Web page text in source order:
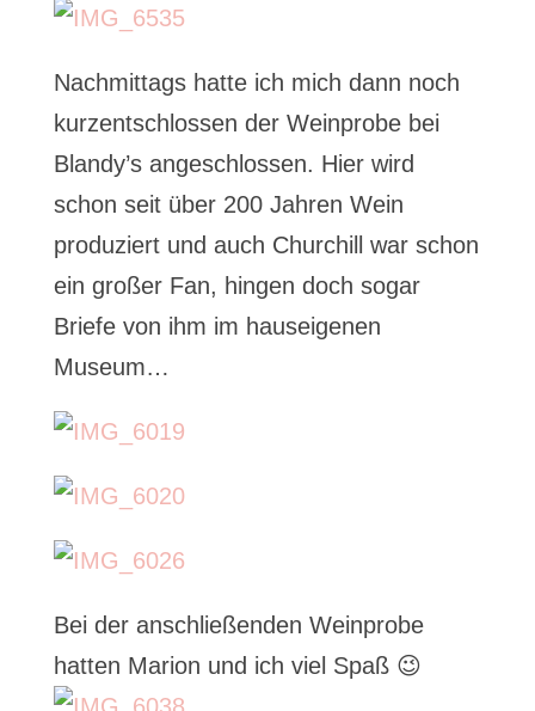
Nachmittags hatte ich mich dann noch
kurzentschlossen der Weinprobe bei
Blandy’s angeschlossen. Hier wird
schon seit über 200 Jahren Wein
produziert und auch Churchill war schon
ein großer Fan, hingen doch sogar
Briefe von ihm im hauseigenen
Museum…
Bei der anschließenden Weinprobe
hatten Marion und ich viel Spaß 😉